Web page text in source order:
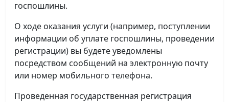
госпошлины.
О ходе оказания услуги (например, поступлении
информации об уплате госпошлины, проведении
регистрации) вы будете уведомлены
посредством сообщений на электронную почту
или номер мобильного телефона.
Проведенная государственная регистрация